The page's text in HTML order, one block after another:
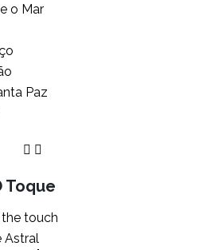
o Mar
Paz
Toque
touch
Astral